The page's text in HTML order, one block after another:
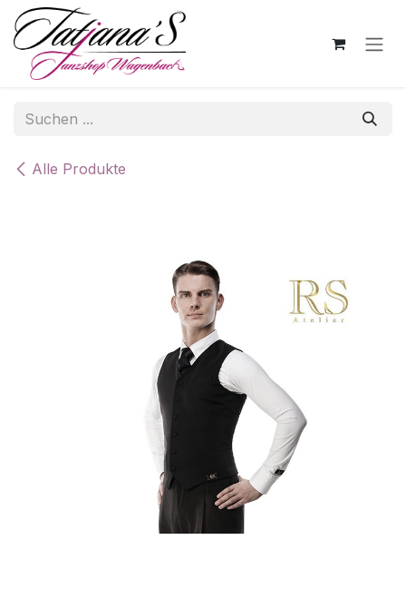
Zum Inhalt springen
Alle Produkte